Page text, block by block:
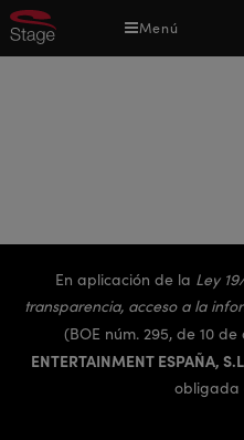
Pasar
al
Menú
En aplicación de la Ley
transparencia, acceso a la
(BOE núm. 295, de 10
ENTERTAINMENT ESPAÑA,
obligada